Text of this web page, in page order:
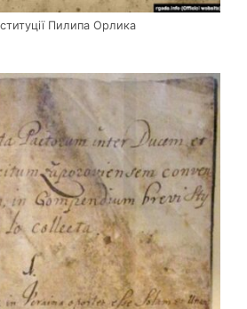
Пилипа Орлика